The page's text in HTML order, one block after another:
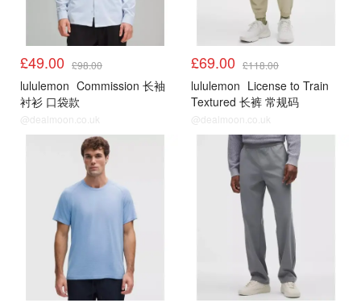
£49.00 £98.00
lululemon Commission 长袖
衬衫 口袋款
@dealmoon.co.uk
£69.00 £118.00
lululemon License to Train
Textured 长裤 常规码
@dealmoon.co.uk
Lululemon